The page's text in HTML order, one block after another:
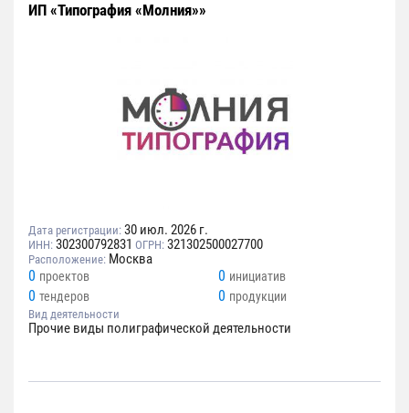
ИП «Типография «Молния»»
Дата регистрации: 30 июл. 2026 г.
ИНН: 302300792831 ОГРН: 321302500027700
Расположение: Москва
0 проектов 0 инициатив
0 тендеров 0 продукции
Вид деятельности
Прочие виды полиграфической деятельности